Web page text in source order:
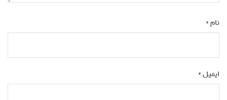
نام*
ایمیل*